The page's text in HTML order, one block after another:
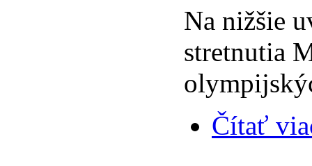
Na nižšie
stretnutia
Čítať